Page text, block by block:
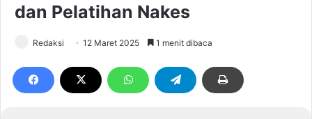
dan Pelatihan Nakes
Redaksi 12 Maret 2025 1 menit dibaca